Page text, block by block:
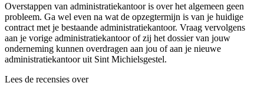
Overstappen van administratiekantoor is over het algemeen geen
probleem. Ga wel even na wat de opzegtermijn is van je huidige
contract met je bestaande administratiekantoor. Vraag vervolgens
aan je vorige administratiekantoor of zij het dossier van jouw
onderneming kunnen overdragen aan jou of aan je nieuwe
administratiekantoor uit Sint Michielsgestel.
Lees de recensies over